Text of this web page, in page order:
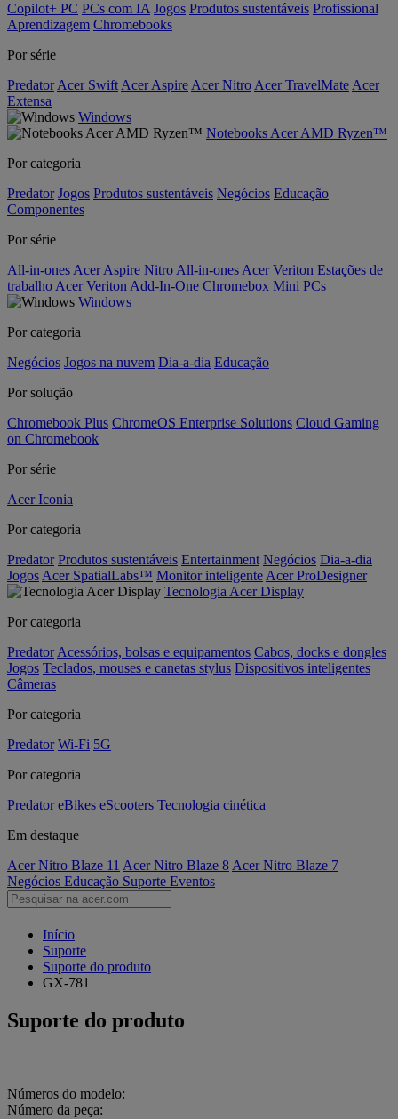
Copilot+ PC PCs com IA Jogos Produtos sustentáveis Profissional
Aprendizagem Chromebooks
Por série
Predator Acer Swift Acer Aspire Acer Nitro Acer TravelMate Acer
Extensa
Windows
Notebooks Acer AMD Ryzen™
Por categoria
Predator Jogos Produtos sustentáveis Negócios Educação
Componentes
Por série
All-in-ones Acer Aspire Nitro All-in-ones Acer Veriton Estações de
trabalho Acer Veriton Add-In-One Chromebox Mini PCs
Windows
Por categoria
Negócios Jogos na nuvem Dia-a-dia Educação
Por solução
Chromebook Plus ChromeOS Enterprise Solutions Cloud Gaming
on Chromebook
Por série
Acer Iconia
Por categoria
Predator Produtos sustentáveis Entertainment Negócios Dia-a-dia
Jogos Acer SpatialLabs™ Monitor inteligente Acer ProDesigner
Tecnologia Acer Display
Por categoria
Predator Acessórios, bolsas e equipamentos Cabos, docks e dongles
Jogos Teclados, mouses e canetas stylus Dispositivos inteligentes
Câmeras
Por categoria
Predator Wi-Fi 5G
Por categoria
Predator eBikes eScooters Tecnologia cinética
Em destaque
Acer Nitro Blaze 11 Acer Nitro Blaze 8 Acer Nitro Blaze 7
Negócios Educação Suporte Eventos
Início
Suporte
Suporte do produto
GX-781
Suporte do produto
Números do modelo:
Número da peça: